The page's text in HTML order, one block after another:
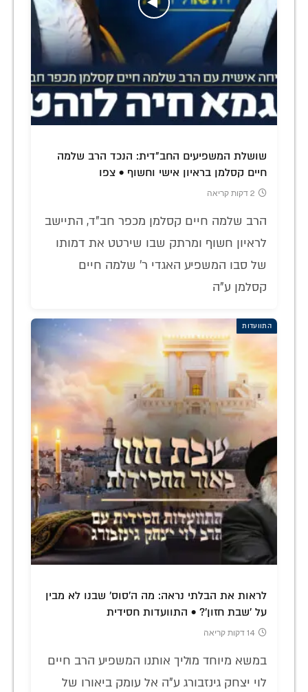
שושלת המשפיעים החב"דית: הנכד הרב שלמה
חיים קסלמן בראיון אישי וחשוף • צפו
2 דקות קריאה
הרב שלמה חיים קסלמן מכפר חב"ד, התיישב
לראיון חשוף ומרתק שבו שירטט את דמותו
של סבו המשפיע האגדי ר' שלמה חיים
קסלמן ע"ה
התוועדות
לראות את הבלתי נראה: מה ה'סוס' שבנו לא מבין
על 'שבת חזון'? • התוועדות חסידית
14 דקות קריאה
במשא מיוחד מוליך אותנו המשפיע הרב חיים
לוי יצחק גינזבורג ע"ה אל עומק ביאורו של